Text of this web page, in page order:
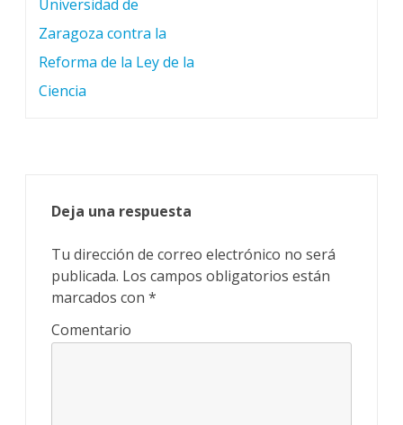
de
entradas
Universidad de
Zaragoza contra la
Reforma de la Ley de la
Ciencia
Deja una respuesta
Tu dirección de correo electrónico no será
publicada. Los campos obligatorios están
marcados con *
Comentario